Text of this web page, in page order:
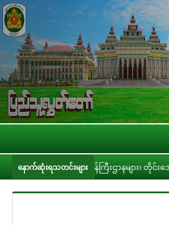
နောက်ဆုံးရသတင်းများ
ျား၊ ဝန်ကြီးဌာနများ၊ တိုင်းဒေသကြီး/